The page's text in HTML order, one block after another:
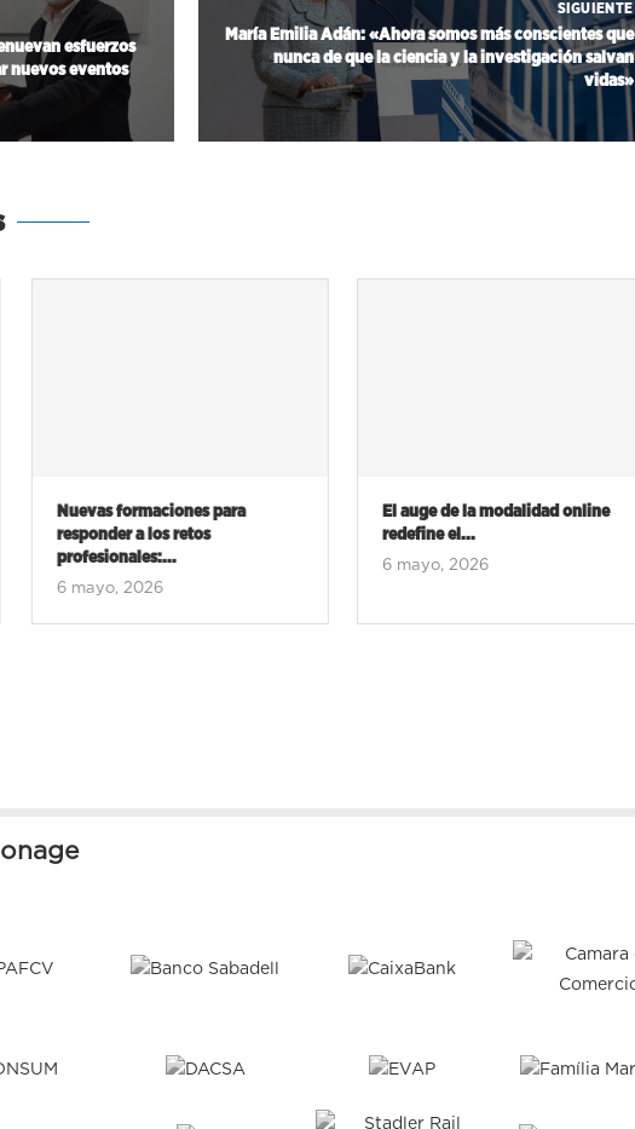
esfuerzos
nuevos eventos
SIGUIENTE
María Emilia Adán: «Ahora somos más conscientes que
nunca de que la ciencia y la investigación salvan
vidas»
El auge de la modalidad online
redefine el...
6 mayo, 2026
Rodrigo Sorogoyen participa en
un curso de la...
30 marzo, 2026